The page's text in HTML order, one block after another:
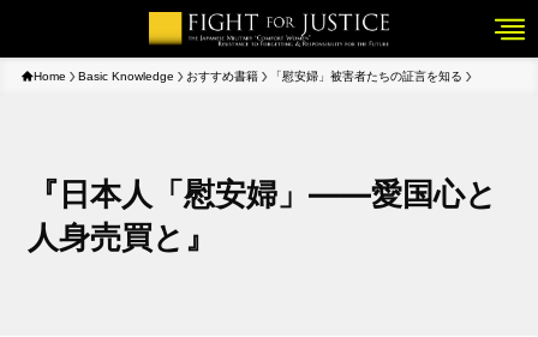
Home Basic Knowledge おすすめ書籍 「慰安婦」被害者たちの証言を知る
『日本人「慰安婦」――愛国心と
人身売買と』